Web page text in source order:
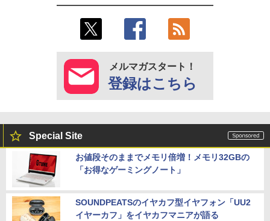
メルマガスタート！
登録はこちら
Special Site
お値段そのままでメモリ倍増！メモリ32GBの
「お得なゲーミングノート」
SOUNDPEATSのイヤカフ型イヤフォン「UU2
イヤーカフ」をイヤカフマニアが語る